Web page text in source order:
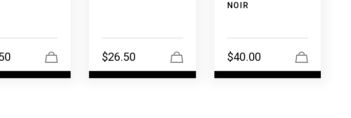
$26.50
NOIR
$40.00